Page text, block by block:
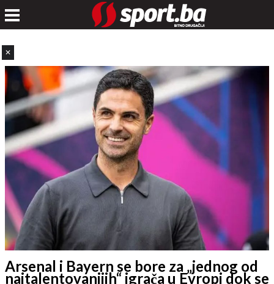
✕
Arsenal i Bayern se bore za „jednog od
najtalentovanijih“ igrača u Evropi dok se